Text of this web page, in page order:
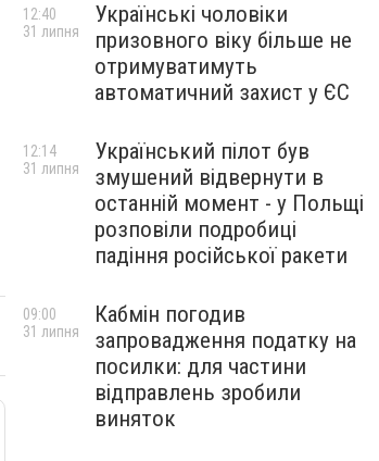
Українські чоловіки
призовного віку більше не
отримуватимуть
автоматичний захист у ЄС
12:40
31 липня
Український пілот був
змушений відвернути в
останній момент - у Польщі
розповіли подробиці
падіння російської ракети
12:14
31 липня
Кабмін погодив
запровадження податку на
посилки: для частини
відправлень зробили
виняток
09:00
31 липня